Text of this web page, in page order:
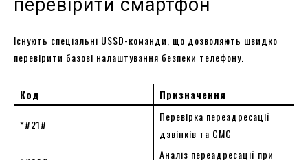
перевірити смартфон
Існують спеціальні USSD-команди, що дозволяють швидко
перевірити базові налаштування безпеки телефону.
Код Призначення
*#21#
Перевірка переадресації
дзвінків та СМС
Аналіз переадресації при